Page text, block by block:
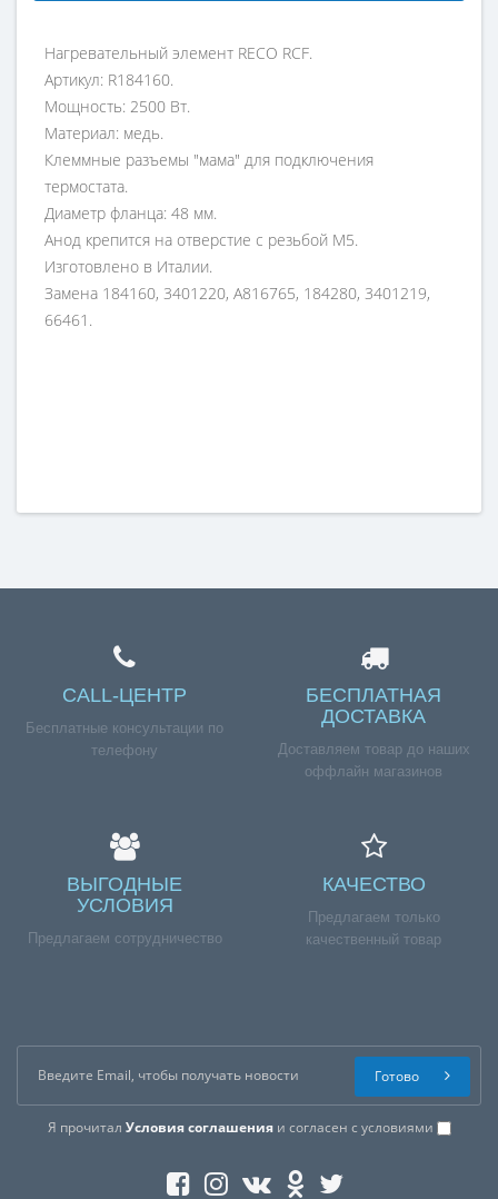
Нагревательный элемент RECO RCF.
Артикул: R184160.
Мощность: 2500 Вт.
Материал: медь.
Клеммные разъемы "мама" для подключения
термостата.
Диаметр фланца: 48 мм.
Анод крепится на отверстие с резьбой М5.
Изготовлено в Италии.
Замена 184160, 3401220, A816765, 184280, 3401219,
66461.
CALL-ЦЕНТР
Бесплатные консультации по
телефону
БЕСПЛАТНАЯ
ДОСТАВКА
Доставляем товар до наших
оффлайн магазинов
ВЫГОДНЫЕ
УСЛОВИЯ
Предлагаем сотрудничество
КАЧЕСТВО
Предлагаем только
качественный товар
Я прочитал Условия соглашенияи согласен с условиями
Готово